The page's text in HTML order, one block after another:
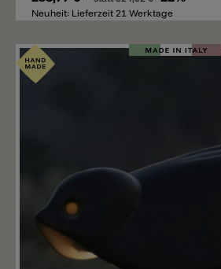
Neuheit: Lieferzeit 21 Werktage